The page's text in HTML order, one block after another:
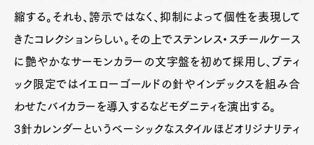
Art&DesignWatchFashion
Product CultureLifestyle
Pen Membership
Magazine
縮する。それも、誇示ではなく、抑制によって個性を表現して
きたコレクションらしい。その上でステンレス・スチールケース
に艶やかなサーモンカラーの文字盤を初めて採用し、ブティ
ック限定ではイエローゴールドの針やインデックスを組み合
わせたバイカラーを導入するなどモダニティを演出する。
3針カレンダーというベーシックなスタイルほどオリジナリティ